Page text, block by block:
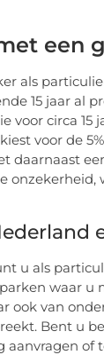
een
als
15 jaar al
circa 15
voor de
daarnaast
u als
waar
ook van
Bent u
of